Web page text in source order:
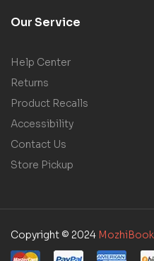
Our Service
Help Center
Returns
Product Recalls
Accessibility
Contact Us
Store Pickup
Copyright © 2024 MozhiBook